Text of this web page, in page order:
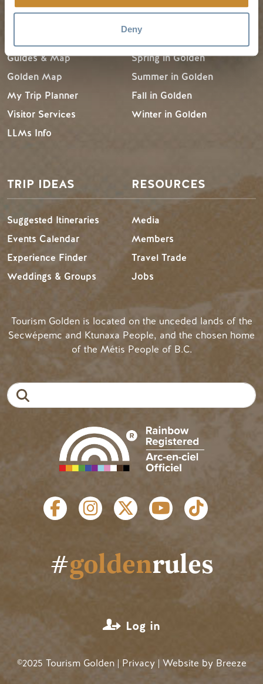
Deny
Guides & Map
Golden Map
My Trip Planner
Visitor Services
LLMs Info
Spring in Golden
Summer in Golden
Fall in Golden
Winter in Golden
TRIP IDEAS
Suggested Itineraries
Events Calendar
Experience Finder
Weddings & Groups
RESOURCES
Media
Members
Travel Trade
Jobs
Tourism Golden is located on the unceded lands of the
Secwépemc and Ktunaxa People, and the chosen home
of the Métis People of B.C.
SOCIAL LINKS
#goldenrules
USER ACCOUNT MENU
Log in
©2025 Tourism Golden | Privacy| Website by Breeze